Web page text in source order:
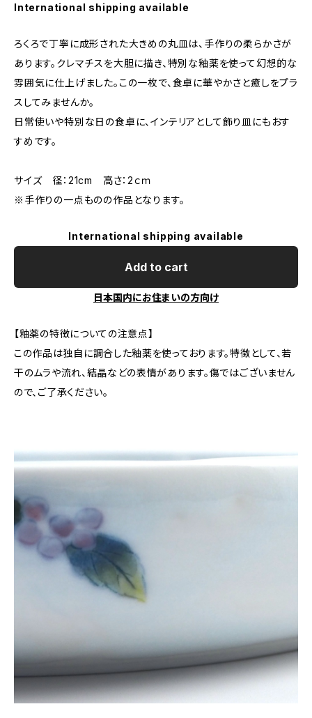
International shipping available
ろくろで丁寧に成形された大きめの丸皿は、手作りの柔らかさが
あります。クレマチスを大胆に描き、特別な釉薬を使って幻想的な
雰囲気に仕上げました。この一枚で、食卓に華やかさと癒しをプラ
スしてみませんか。
日常使いや特別な日の食卓に、インテリアとして飾り皿にもおす
すめです。
サイズ 径：21cm 高さ：2ｃｍ
※手作りの一点ものの作品となります。
International shipping available
Add to cart
日本国内にお住まいの方向け
【釉薬の特徴についての注意点】
この作品は独自に調合した釉薬を使っております。特徴として、若
干のムラや流れ、結晶などの表情があります。傷ではございません
ので、ご了承ください。